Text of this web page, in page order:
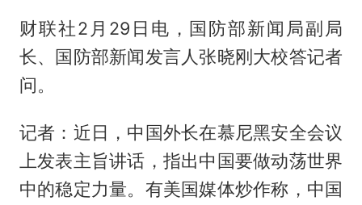
财联社2月29日电，国防部新闻局副局
长、国防部新闻发言人张晓刚大校答记者
问。
记者：近日，中国外长在慕尼黑安全会议
上发表主旨讲话，指出中国要做动荡世界
中的稳定力量。有美国媒体炒作称，中国